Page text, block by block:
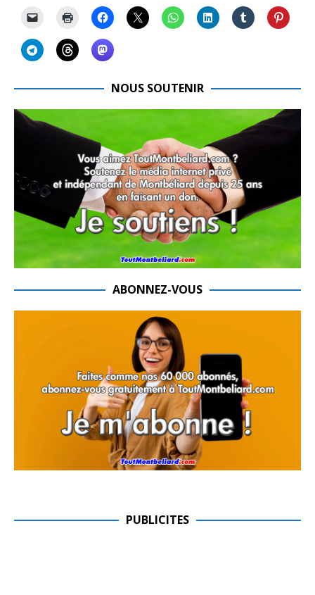
NOUS SOUTENIR
ABONNEZ-VOUS
PUBLICITES